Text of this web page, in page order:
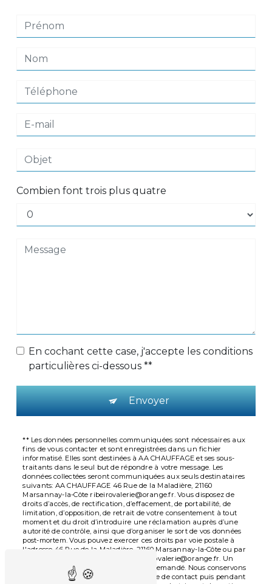
Combien font trois plus quatre
En cochant cette case, j'accepte les conditions
particulières ci-dessous **
Envoyer
** Les données personnelles communiquées sont nécessaires aux
fins de vous contacter et sont enregistrées dans un fichier
informatisé. Elles sont destinées à AA CHAUFFAGE et ses sous-
traitants dans le seul but de répondre à votre message. Les
données collectées seront communiquées aux seuls destinataires
suivants: AA CHAUFFAGE 46 Rue de la Maladière, 21160
Marsannay-la-Côte ribeirovalerie@orange.fr. Vous disposez de
droits d’accès, de rectification, d’effacement, de portabilité, de
limitation, d’opposition, de retrait de votre consentement à tout
moment et du droit d’introduire une réclamation auprès d’une
autorité de contrôle, ainsi que d’organiser le sort de vos données
post-mortem. Vous pouvez exercer ces droits par voie postale à
l'adresse 46 Rue de la Maladière, 21160 Marsannay-la-Côte ou par
courrier électronique à l'adresse ribeirovalerie@orange.fr. Un
justificatif d'identité pourra vous être demandé. Nous conservons
vos données pendant la période de prise de contact puis pendant